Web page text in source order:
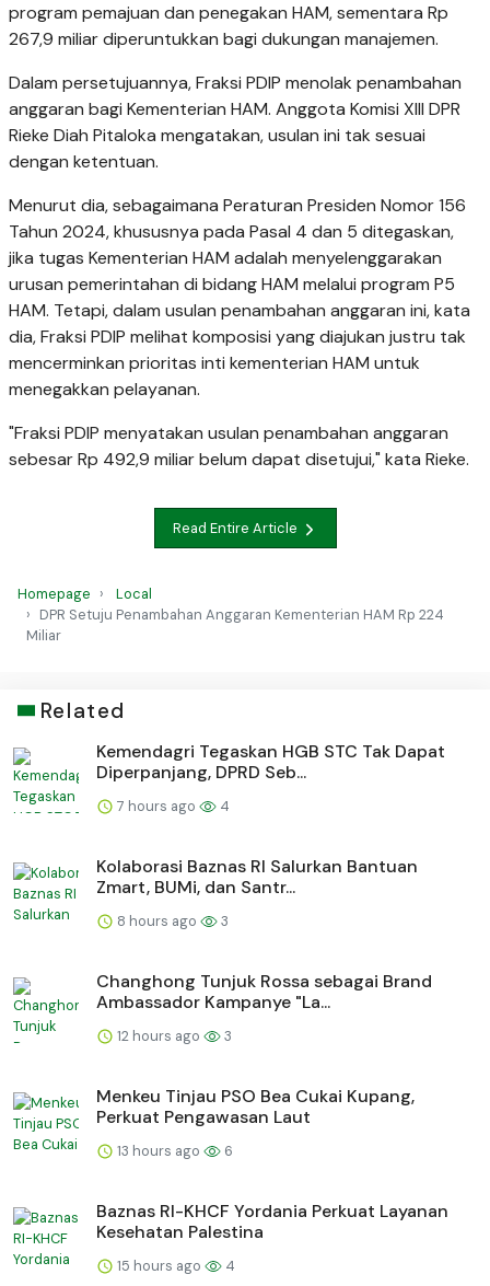
program pemajuan dan penegakan HAM, sementara Rp
267,9 miliar diperuntukkan bagi dukungan manajemen.
Dalam persetujuannya, Fraksi PDIP menolak penambahan
anggaran bagi Kementerian HAM. Anggota Komisi XIII DPR
Rieke Diah Pitaloka mengatakan, usulan ini tak sesuai
dengan ketentuan.
Menurut dia, sebagaimana Peraturan Presiden Nomor 156
Tahun 2024, khususnya pada Pasal 4 dan 5 ditegaskan,
jika tugas Kementerian HAM adalah menyelenggarakan
urusan pemerintahan di bidang HAM melalui program P5
HAM. Tetapi, dalam usulan penambahan anggaran ini, kata
dia, Fraksi PDIP melihat komposisi yang diajukan justru tak
mencerminkan prioritas inti kementerian HAM untuk
menegakkan pelayanan.
"Fraksi PDIP menyatakan usulan penambahan anggaran
sebesar Rp 492,9 miliar belum dapat disetujui," kata Rieke.
Read Entire Article
Homepage
Local
DPR Setuju Penambahan Anggaran Kementerian HAM Rp 224
Miliar
Related
Kemendagri Tegaskan HGB STC Tak Dapat
Diperpanjang, DPRD Seb...
7 hours ago 4
Kolaborasi Baznas RI Salurkan Bantuan
Zmart, BUMi, dan Santr...
8 hours ago 3
Changhong Tunjuk Rossa sebagai Brand
Ambassador Kampanye "La...
12 hours ago 3
Menkeu Tinjau PSO Bea Cukai Kupang,
Perkuat Pengawasan Laut
13 hours ago 6
Baznas RI-KHCF Yordania Perkuat Layanan
Kesehatan Palestina
15 hours ago 4